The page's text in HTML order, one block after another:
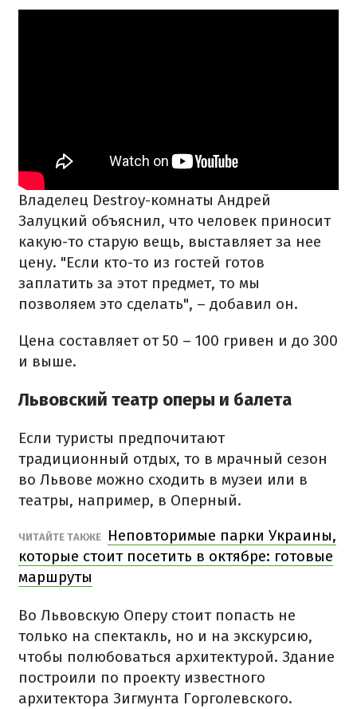
Владелец Destroy-комнаты Андрей
Залуцкий объяснил, что человек приносит
какую-то старую вещь, выставляет за нее
цену. "Если кто-то из гостей готов
заплатить за этот предмет, то мы
позволяем это сделать", – добавил он.
Цена составляет от 50 – 100 гривен и до 300
и выше.
Львовский театр оперы и балета
Если туристы предпочитают
традиционный отдых, то в мрачный сезон
во Львове можно сходить в музеи или в
театры, например, в Оперный.
ЧИТАЙТЕ ТАКЖЕ
Неповторимые парки Украины,
которые стоит посетить в октябре: готовые
маршруты
Во Львовскую Оперу стоит попасть не
только на спектакль, но и на экскурсию,
чтобы полюбоваться архитектурой. Здание
построили по проекту известного
архитектора Зигмунта Горголевского.